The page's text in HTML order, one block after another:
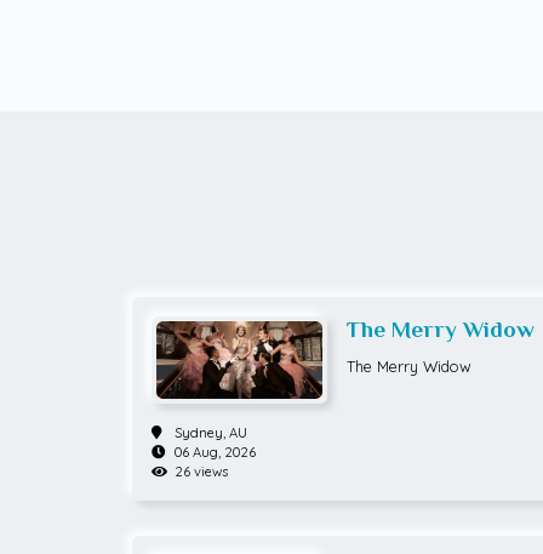
The Merry Widow
The Merry Widow
Sydney, AU
06 Aug, 2026
26 views